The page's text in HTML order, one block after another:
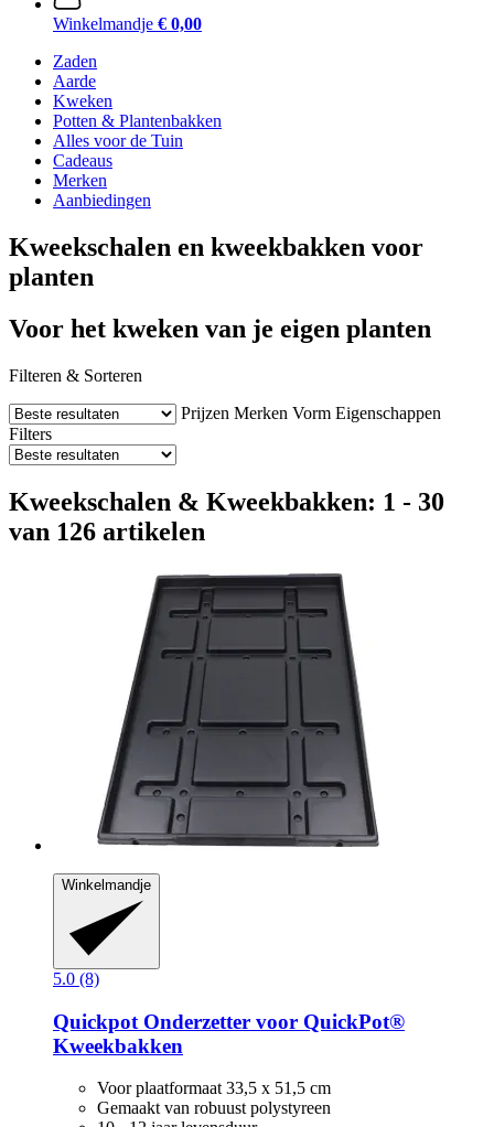
Winkelmandje € 0,00
Zaden
Aarde
Kweken
Potten & Plantenbakken
Alles voor de Tuin
Cadeaus
Merken
Aanbiedingen
Kweekschalen en kweekbakken voor
planten
Voor het kweken van je eigen planten
Filteren & Sorteren
Prijzen Merken Vorm Eigenschappen
Filters
Kweekschalen & Kweekbakken: 1 - 30
van 126 artikelen
Winkelmandje
5.0 (8)
Quickpot Onderzetter voor QuickPot®
Kweekbakken
Voor plaatformaat 33,5 x 51,5 cm
Gemaakt van robuust polystyreen